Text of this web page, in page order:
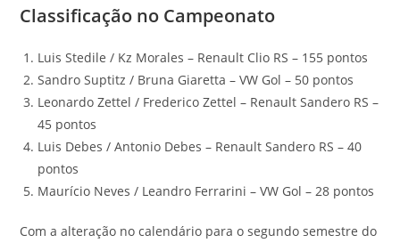
Classificação no Campeonato
Luis Stedile / Kz Morales – Renault Clio RS – 155 pontos
Sandro Suptitz / Bruna Giaretta – VW Gol – 50 pontos
Leonardo Zettel / Frederico Zettel – Renault Sandero RS –
45 pontos
Luis Debes / Antonio Debes – Renault Sandero RS – 40
pontos
Maurício Neves / Leandro Ferrarini – VW Gol – 28 pontos
Com a alteração no calendário para o segundo semestre do